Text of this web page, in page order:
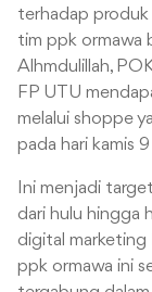
terhadap produk
tim ppk ormawa
Alhmdulillah,
FP UTU
melalui shoppe
pada hari kamis
Ini menjadi
dari hulu hingga
digital marketing
ppk ormawa ini